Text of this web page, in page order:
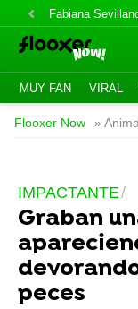
Fabiana
MUY FAN VIRAL
Flooxer Now »
IMPACTANTE
Graban
peces